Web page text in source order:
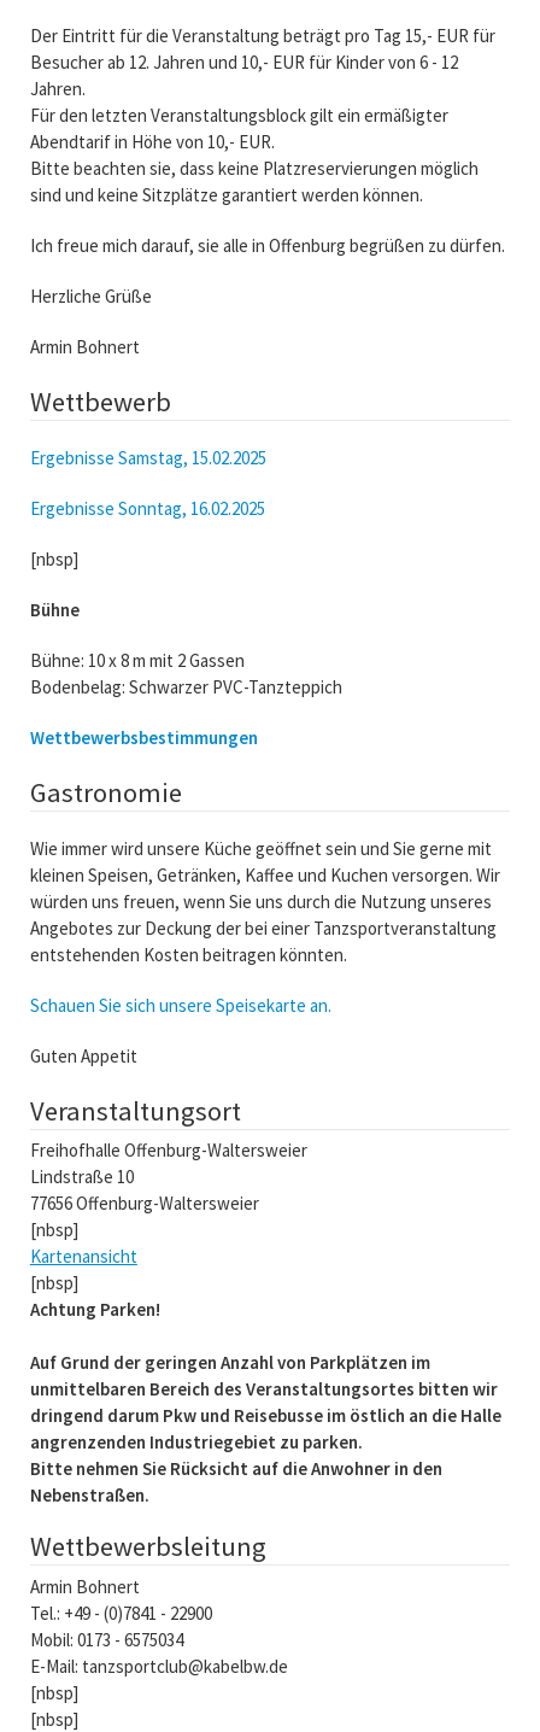
Der Eintritt für die Veranstaltung beträgt pro Tag 15,- EUR für
Besucher ab 12. Jahren und 10,- EUR für Kinder von 6 - 12
Jahren.
Für den letzten Veranstaltungsblock gilt ein ermäßigter
Abendtarif in Höhe von 10,- EUR.
Bitte beachten sie, dass keine Platzreservierungen möglich
sind und keine Sitzplätze garantiert werden können.
Ich freue mich darauf, sie alle in Offenburg begrüßen zu dürfen.
Herzliche Grüße
Armin Bohnert
Wettbewerb
Ergebnisse Samstag, 15.02.2025
Ergebnisse Sonntag, 16.02.2025
[nbsp]
Bühne
Bühne: 10 x 8 m mit 2 Gassen
Bodenbelag: Schwarzer PVC-Tanzteppich
Wettbewerbsbestimmungen
Gastronomie
Wie immer wird unsere Küche geöffnet sein und Sie gerne mit
kleinen Speisen, Getränken, Kaffee und Kuchen versorgen. Wir
würden uns freuen, wenn Sie uns durch die Nutzung unseres
Angebotes zur Deckung der bei einer Tanzsportveranstaltung
entstehenden Kosten beitragen könnten.
Schauen Sie sich unsere Speisekarte an.
Guten Appetit
Veranstaltungsort
Freihofhalle Offenburg-Waltersweier
Lindstraße 10
77656 Offenburg-Waltersweier
[nbsp]
Kartenansicht
[nbsp]
Achtung Parken!
Auf Grund der geringen Anzahl von Parkplätzen im
unmittelbaren Bereich des Veranstaltungsortes bitten wir
dringend darum Pkw und Reisebusse im östlich an die Halle
angrenzenden Industriegebiet zu parken.
Bitte nehmen Sie Rücksicht auf die Anwohner in den
Nebenstraßen.
Wettbewerbsleitung
Armin Bohnert
Tel.: +49 - (0)7841 - 22900
Mobil: 0173 - 6575034
E-Mail: tanzsportclub@kabelbw.de
[nbsp]
[nbsp]